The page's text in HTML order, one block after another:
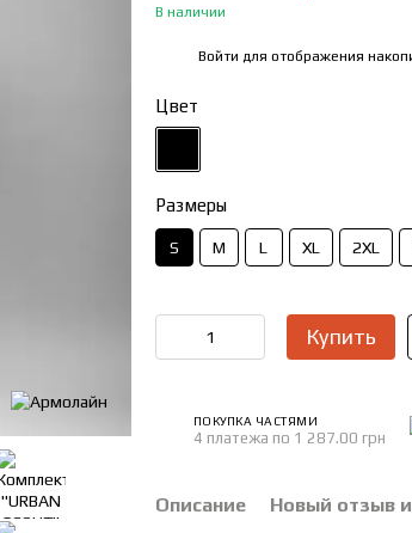
В наличии
Войти для отображения
Цвет
Размеры
S M L XL 2XL
Купить
ПОКУПКА ЧАСТЯМИ
4 платежа по 1 287.00 грн
Описание Новый отзыв